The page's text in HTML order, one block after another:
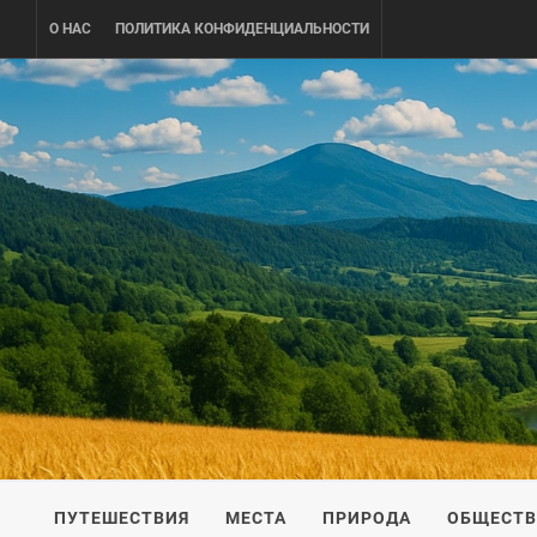
content
О НАС ПОЛИТИКА КОНФИДЕНЦИАЛЬНОСТИ
UKRAINE-
ПУТЕШЕСТВИЕ ПО УКРАИНЕ
ПУТЕШЕСТВИЯ МЕСТА ПРИРОДА